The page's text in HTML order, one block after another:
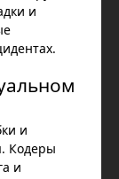
и
и
Кодеры
и